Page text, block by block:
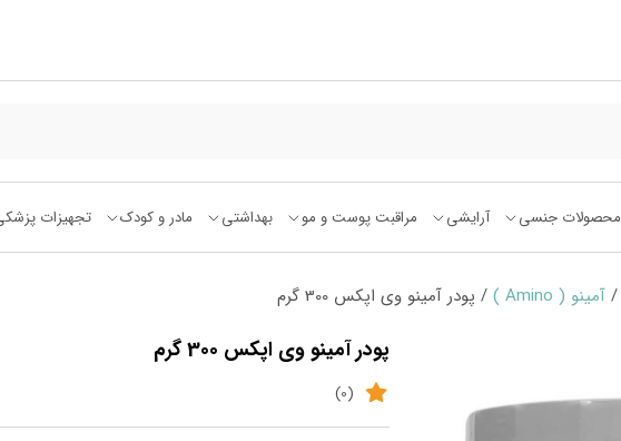
محصولات جنسی آرایشی مراقبت پوست و مو بهداشتی مادر و کودک تجهیزات
/ آمینو ( Amino ) / پودر آمینو وی اپکس 300 گرم
پودر آمینو وی اپکس 300 گرم
(0)